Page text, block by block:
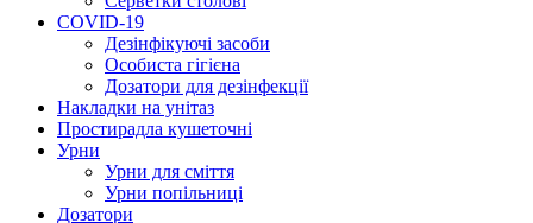
COVID-19
Дезінфікуючі засоби
Особиста гігієна
Дозатори для дезінфекції
Накладки на унітаз
Простирадла кушеточні
Урни
Урни для сміття
Урни попільниці
Дозатори